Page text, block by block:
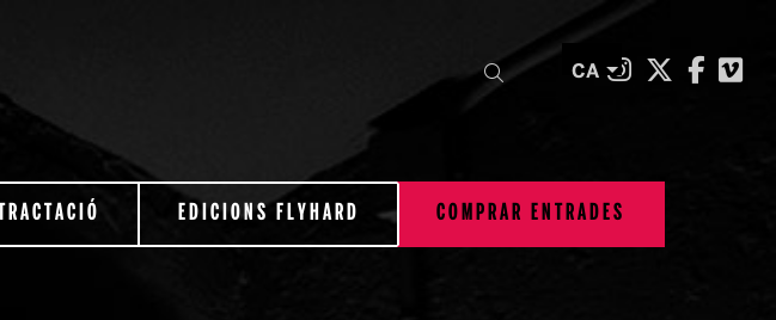
CA Link aLink a
Link
Cercar
EDICIONS FLYHARD COMPRAR ENTRADES